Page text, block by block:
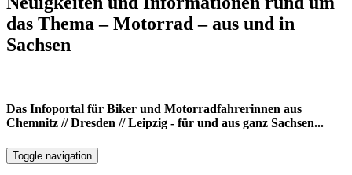
das Thema – Motorrad – aus und in
Sachsen
Das Infoportal für Biker und Motorradfahrerinnen aus
Chemnitz // Dresden // Leipzig - für und aus ganz Sachsen...
Toggle navigation